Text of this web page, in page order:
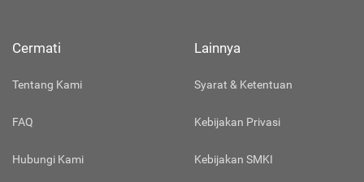
Cermati
Tentang Kami
FAQ
Hubungi Kami
Lainnya
Syarat & Ketentuan
Kebijakan Privasi
Kebijakan SMKI